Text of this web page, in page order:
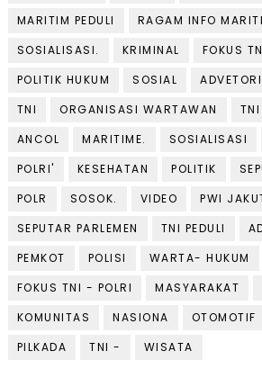
MARITIM PEDULI
RAGAM INFO
SOSIALISASI.
KRIMINAL FOKUS
POLITIK HUKUM
SOSIAL
TNI
ORGANISASI WARTAWAN
ANCOL
MARITIME. SOSIALISASI
POLRI'
KESEHATAN POLITIK
POLR
SOSOK. VIDEO
PWI
SEPUTAR PARLEMEN
TNI PEDULI
PEMKOT
POLISI
WARTA- HUKUM
FOKUS TNI - POLRI
MASYARAKAT
KOMUNITAS
NASIONA OTOMOTIF
PILKADA
TNI - WISATA